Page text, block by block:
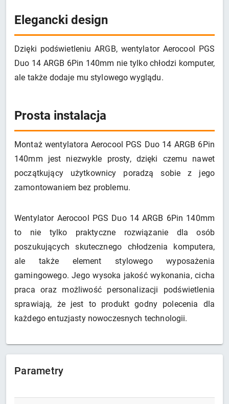
Elegancki design
Dzięki podświetleniu ARGB, wentylator Aerocool PGS
Duo 14 ARGB 6Pin 140mm nie tylko chłodzi komputer,
ale także dodaje mu stylowego wyglądu.
Prosta instalacja
Montaż wentylatora Aerocool PGS Duo 14 ARGB 6Pin
140mm jest niezwykle prosty, dzięki czemu nawet
początkujący użytkownicy poradzą sobie z jego
zamontowaniem bez problemu.
Wentylator Aerocool PGS Duo 14 ARGB 6Pin 140mm
to nie tylko praktyczne rozwiązanie dla osób
poszukujących skutecznego chłodzenia komputera,
ale także element stylowego wyposażenia
gamingowego. Jego wysoka jakość wykonania, cicha
praca oraz możliwość personalizacji podświetlenia
sprawiają, że jest to produkt godny polecenia dla
każdego entuzjasty nowoczesnych technologii.
Parametry